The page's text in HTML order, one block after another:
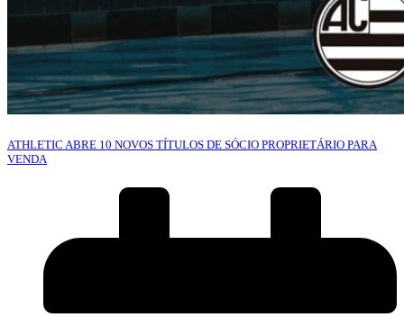
ATHLETIC ABRE 10 NOVOS TÍTULOS DE SÓCIO PROPRIETÁRIO PARA
VENDA